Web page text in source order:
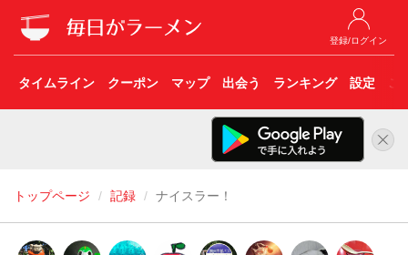
登録/ログイン
タイムライン クーポン マップ 出会う ランキング 設定 こ
トップページ 記録 ナイスラー！